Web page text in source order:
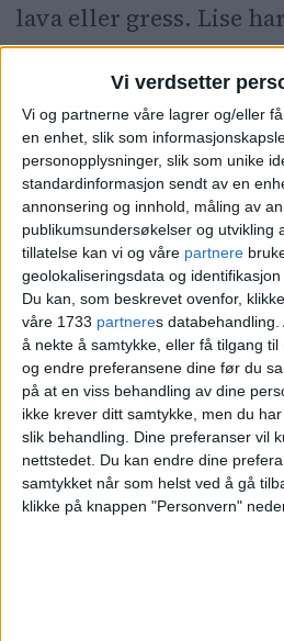
Vi verdsetter
Vi og partnerne våre lagrer og/eller
en enhet, slik som
personopplysninger, slik som unike
standardinformasjon sendt av en
annonsering og innhold, måling av
publikumsundersøkelser og utvikling
tillatelse kan vi og våre partnere
geolokaliseringsdata og
Du kan, som beskrevet ovenfor,
våre 1733 partneres
å nekte å samtykke, eller få tilgang
og endre preferansene dine før du
på at en viss behandling av dine
ikke krever ditt samtykke, men du
slik behandling. Dine preferanser vil
nettstedet. Du kan endre dine
samtykket når som helst ved å gå
klikke på knappen "Personvern"
lava eller gress. Lise
for Pokemon i 19 år,
introduserte henne til
Les også:Torshov-
gjør storsuksess med
GO
– Messen er helt unik
annet sted i Europa.
jobber hardt for å få
Kristin Nyland Kjos,